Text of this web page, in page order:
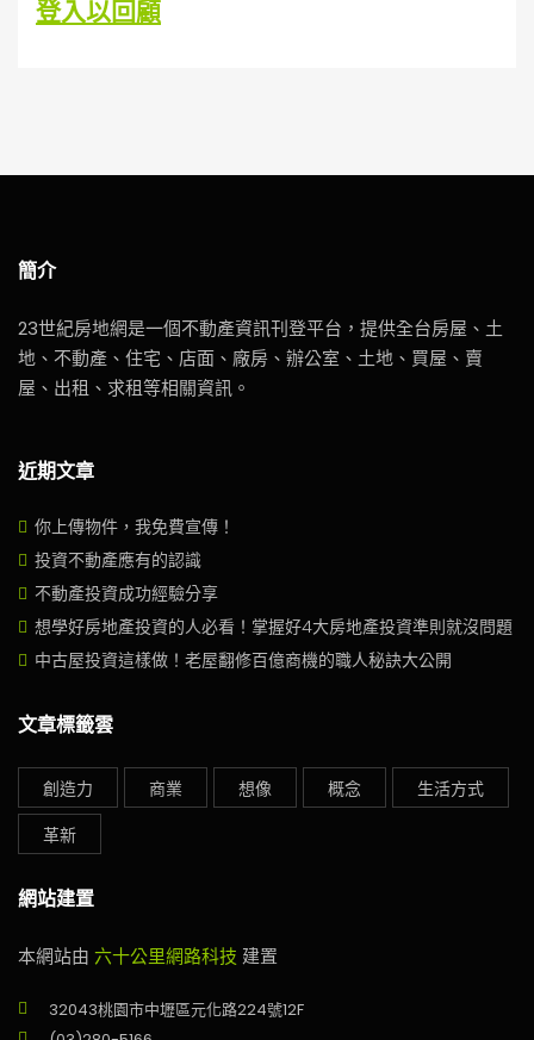
登入以回顧
簡介
23世紀房地網是一個不動產資訊刊登平台，提供全台房屋、土
地、不動產、住宅、店面、廠房、辦公室、土地、買屋、賣
屋、出租、求租等相關資訊。
近期文章
你上傳物件，我免費宣傳！
投資不動產應有的認識
不動產投資成功經驗分享
想學好房地產投資的人必看！掌握好4大房地產投資準則就沒問題
中古屋投資這樣做！老屋翻修百億商機的職人秘訣大公開
文章標籤雲
創造力 商業 想像 概念
生活方式
革新
網站建置
本網站由 六十公里網路科技 建置
32043桃園市中壢區元化路224號12F